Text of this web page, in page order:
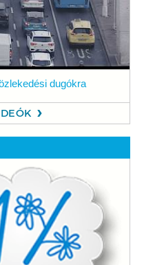
dugókra